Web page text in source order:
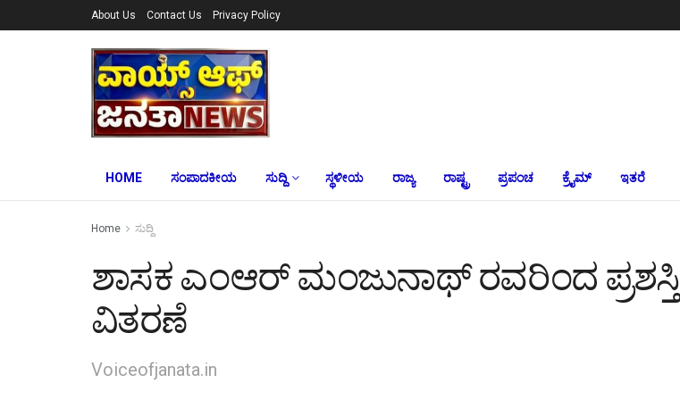
About Us Contact Us Privacy Policy
HOME ಸಂಪಾದಕೀಯ ಸುದ್ದಿ ಸ್ಥಳೀಯ ರಾಜ್ಯ ರಾಷ್ಟ್ರ ಪ್ರಪಂಚ ಕ್ರೈಮ್‌ ಇತರೆ
Home ಸುದ್ದಿ
ಶಾಸಕ ಎಂಆರ್ ಮಂಜುನಾಥ್ ರವರಿಂದ ಪ್ರಶಸ್ತಿ
ವಿತರಣೆ
Voiceofjanata.in